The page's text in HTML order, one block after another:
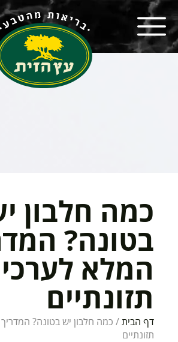
כמה חלבון
בטונה?
המלא
תזונתיים
דף הבית/ כמה חלבון יש בטונה?
תזונתיים